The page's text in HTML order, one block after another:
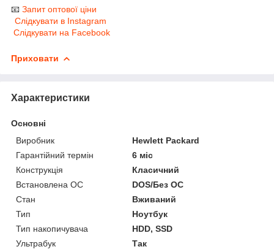
📧 Запит оптової ціни
Слідкувати в Instagram
Слідкувати на Facebook
Приховати
Характеристики
Основні
Виробник
Hewlett Packard
Гарантійний термін
6 міс
Конструкція
Класичний
Встановлена ОС
DOS/Без ОС
Стан
Вживаний
Тип
Ноутбук
Тип накопичувача
HDD, SSD
Ультрабук
Так